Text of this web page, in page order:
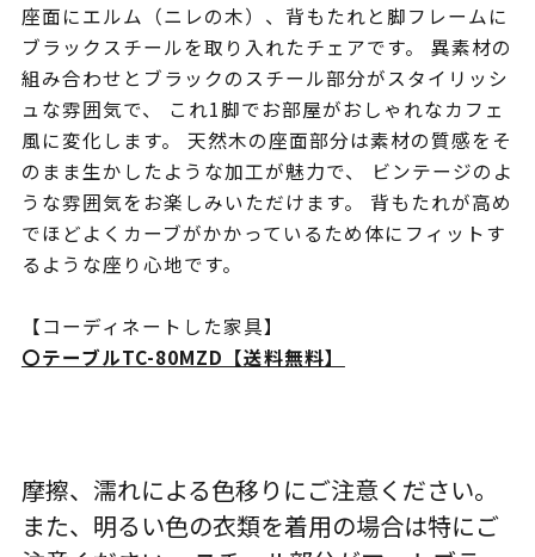
座面にエルム（ニレの木）、背もたれと脚フレームに
ブラックスチールを取り入れたチェアです。 異素材の
組み合わせとブラックのスチール部分がスタイリッシ
ュな雰囲気で、 これ1脚でお部屋がおしゃれなカフェ
風に変化します。 天然木の座面部分は素材の質感をそ
のまま生かしたような加工が魅力で、 ビンテージのよ
うな雰囲気をお楽しみいただけます。 背もたれが高め
でほどよくカーブがかかっているため体にフィットす
るような座り心地です。
【コーディネートした家具】
〇テーブルTC-80MZD【送料無料】
摩擦、濡れによる色移りにご注意ください。
また、明るい色の衣類を着用の場合は特にご